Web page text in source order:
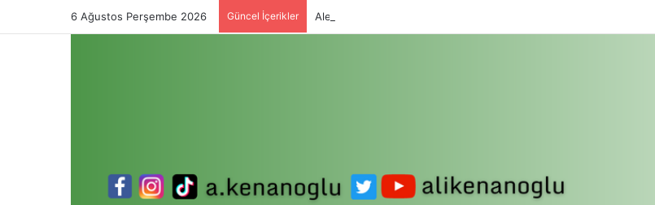
6 Ağustos Perşembe 2026 Güncel İçerikler Alevi meselesi 3-5 valiyle çözülmez, bu bir eşit yurttaşlık sorunudur!